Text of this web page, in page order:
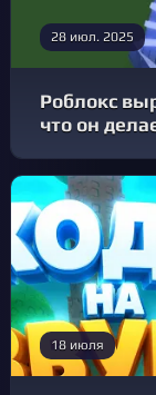
28 июл. 2025
Роблокс
что он
18 июля